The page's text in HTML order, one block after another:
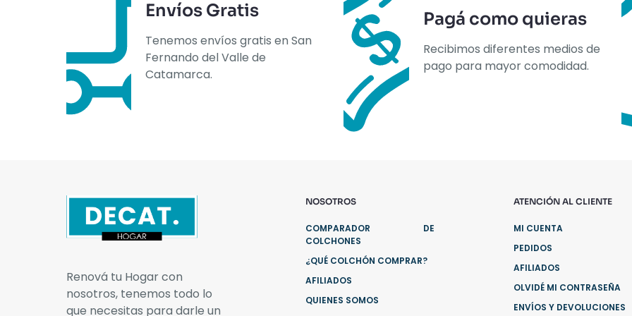
Envíos Gratis
Tenemos envíos gratis en San
Fernando del Valle de
Catamarca.
Pagá como quieras
Recibimos diferentes medios de
pago para mayor comodidad.
Renová tu Hogar con
nosotros, tenemos todo lo
que necesitas para darle un
NOSOTROS
COMPARADOR DE
COLCHONES
¿QUÉ COLCHÓN COMPRAR?
AFILIADOS
QUIENES SOMOS
ATENCIÓN AL CLIENTE
MI CUENTA
PEDIDOS
AFILIADOS
OLVIDÉ MI CONTRASEÑA
ENVÍOS Y DEVOLUCIONES